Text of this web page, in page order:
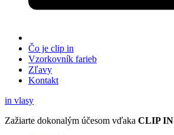
Čo je clip in
Vzorkovník farieb
Zľavy
Kontakt
in vlasy
Zažiarte dokonalým účesom vďaka CLIP IN